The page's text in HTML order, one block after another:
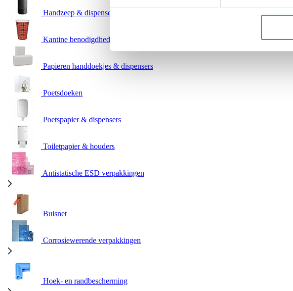
Handzeep & dispensers
Kantine benodigdheden
Papieren handdoekjes & dispensers
Poetsdoeken
Poetspapier & dispensers
Toiletpapier & houders
Antistatische ESD verpakkingen
Buisnet
Corrosiewerende verpakkingen
Hoek- en randbescherming